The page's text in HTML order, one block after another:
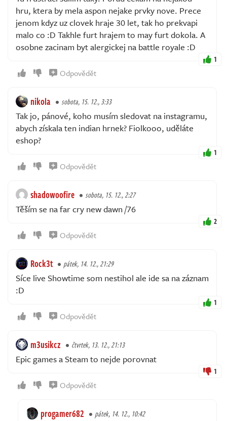
hru, ktera by mela aspon nejake prvky nove. Prece
jenom kdyz uz clovek hraje 30 let, tak ho prekvapi
malo co :D Takhle furt hrajem to may furt dokola. A
osobne zacinam byt alergickej na battle royale :D
1
Odpovědět
nikola sobota, 15. 12., 3:33
Tak jo, pánové, koho musím sledovat na instagramu,
abych získala ten indian hrnek? Fiolkooo, uděláte
eshop?
1
Odpovědět
shadowoofire sobota, 15. 12., 2:27
Těším se na far cry new dawn /76
2
Odpovědět
Rock3t pátek, 14. 12., 21:29
Síce live Showtime som nestihol ale ide sa na záznam
:D
1
Odpovědět
m3usikcz čtvrtek, 13. 12., 21:13
Epic games a Steam to nejde porovnat
1
Odpovědět
progamer682 pátek, 14. 12., 10:42